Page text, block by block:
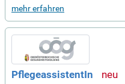
amme; Projektarbeit bei
mehr erfahren
PflegeassistentIn